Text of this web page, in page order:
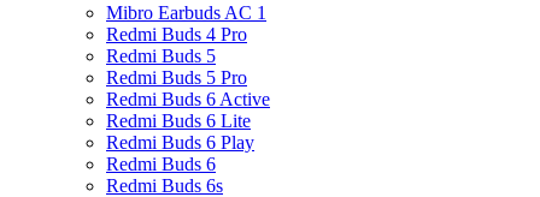
Mibro Earbuds AC 1
Redmi Buds 4 Pro
Redmi Buds 5
Redmi Buds 5 Pro
Redmi Buds 6 Active
Redmi Buds 6 Lite
Redmi Buds 6 Play
Redmi Buds 6
Redmi Buds 6s